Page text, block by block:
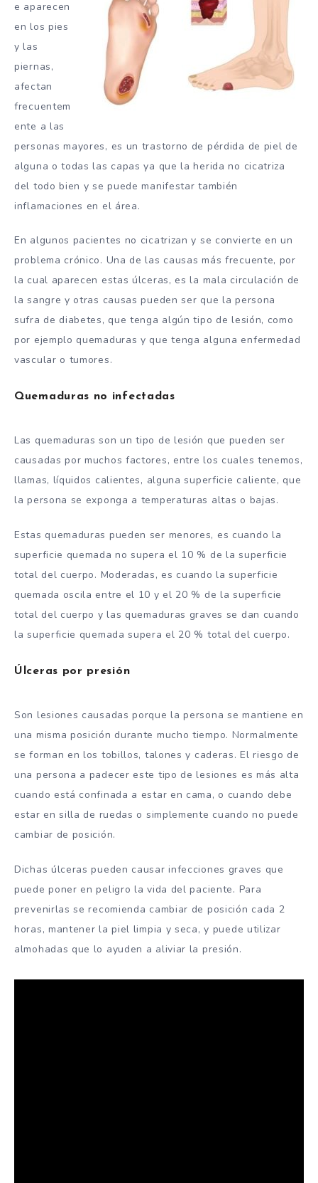
e aparecen
en los pies
y las
piernas,
afectan
frecuentem
ente a las
personas mayores, es un trastorno de pérdida de piel de
alguna o todas las capas ya que la herida no cicatriza
del todo bien y se puede manifestar también
inflamaciones en el área.
En algunos pacientes no cicatrizan y se convierte en un
problema crónico. Una de las causas más frecuente, por
la cual aparecen estas úlceras, es la mala circulación de
la sangre y otras causas pueden ser que la persona
sufra de diabetes, que tenga algún tipo de lesión, como
por ejemplo quemaduras y que tenga alguna enfermedad
vascular o tumores.
Quemaduras no infectadas
Las quemaduras son un tipo de lesión que pueden ser
causadas por muchos factores, entre los cuales tenemos,
llamas, líquidos calientes, alguna superficie caliente, que
la persona se exponga a temperaturas altas o bajas.
Estas quemaduras pueden ser menores, es cuando la
superficie quemada no supera el 10 % de la superficie
total del cuerpo. Moderadas, es cuando la superficie
quemada oscila entre el 10 y el 20 % de la superficie
total del cuerpo y las quemaduras graves se dan cuando
la superficie quemada supera el 20 % total del cuerpo.
Úlceras por presión
Son lesiones causadas porque la persona se mantiene en
una misma posición durante mucho tiempo. Normalmente
se forman en los tobillos, talones y caderas. El riesgo de
una persona a padecer este tipo de lesiones es más alta
cuando está confinada a estar en cama, o cuando debe
estar en silla de ruedas o simplemente cuando no puede
cambiar de posición.
Dichas úlceras pueden causar infecciones graves que
puede poner en peligro la vida del paciente. Para
prevenirlas se recomienda cambiar de posición cada 2
horas, mantener la piel limpia y seca, y puede utilizar
almohadas que lo ayuden a aliviar la presión.